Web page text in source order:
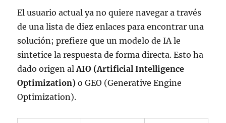
El usuario actual ya no quiere navegar a través
de una lista de diez enlaces para encontrar una
solución; prefiere que un modelo de IA le
sintetice la respuesta de forma directa. Esto ha
dado origen alAIO (Artificial Intelligence
Optimization) o GEO (Generative Engine
Optimization).